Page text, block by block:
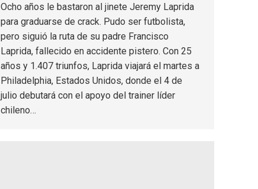
Ocho años le bastaron al jinete Jeremy Laprida
para graduarse de crack. Pudo ser futbolista,
pero siguió la ruta de su padre Francisco
Laprida, fallecido en accidente pistero. Con 25
años y 1.407 triunfos, Laprida viajará el martes a
Philadelphia, Estados Unidos, donde el 4 de
julio debutará con el apoyo del trainer líder
chileno…